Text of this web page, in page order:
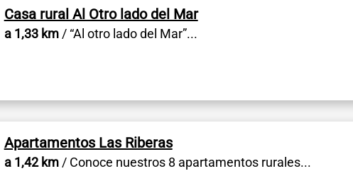
Casa rural Al Otro lado del Mar
a 1,33 km/ “Al otro lado del Mar”...
Apartamentos Las Riberas
a 1,42 km/ Conoce nuestros 8 apartamentos rurales...